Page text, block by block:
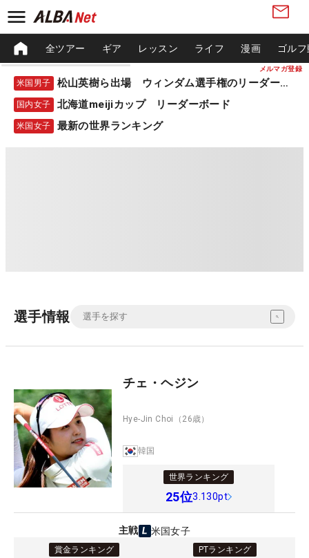
メルマガ登録
全ツアー ギア レッスン ライフ 漫画 ゴル
米国男子 松山英樹ら出場 ウィンダム選手権のリーダーボード
国内女子 北海道meijiカップ リーダーボード
米国女子 最新の世界ランキング
選手情報
チェ・ヘジン
Hye-Jin Choi （26歳）
韓国
世界ランキング
25位3.130pt
主戦 米国女子
賞金ランキング PTランキング